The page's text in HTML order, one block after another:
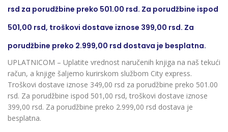
rsd za porudžbine preko 501.00 rsd. Za porudžbine ispod
501,00 rsd, troškovi dostave iznose 399,00 rsd. Za
porudžbine preko 2.999,00 rsd dostava je besplatna.
UPLATNICOM – Uplatite vrednost naručenih knjiga na naš tekući
račun, a knjige šaljemo kurirskom službom City express.
Troškovi dostave iznose 349,00 rsd za porudžbine preko 501.00
rsd. Za porudžbine ispod 501,00 rsd, troškovi dostave iznose
399,00 rsd. Za porudžbine preko 2.999,00 rsd dostava je
besplatna.